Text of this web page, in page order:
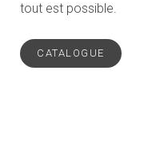
tout est possible.
CATALOGUE